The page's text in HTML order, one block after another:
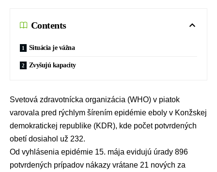
Contents
Situácia je vážna
Zvyšujú kapacity
Svetová zdravotnícka organizácia (WHO) v piatok
varovala pred rýchlym šírením epidémie eboly v Konžskej
demokratickej republike (KDR), kde počet potvrdených
obetí dosiahol už 232.
Od vyhlásenia epidémie 15. mája evidujú úrady 896
potvrdených prípadov nákazy vrátane 21 nových za